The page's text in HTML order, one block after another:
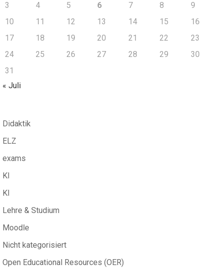
3
4 5 6 7 8
9
10
11 12 13 14 15
16
17
18 19 20 21 22
23
24
25 26 27 28 29
30
31
« Juli
Didaktik
ELZ
exams
KI
KI
Lehre & Studium
Moodle
Nicht kategorisiert
Open Educational Resources (OER)